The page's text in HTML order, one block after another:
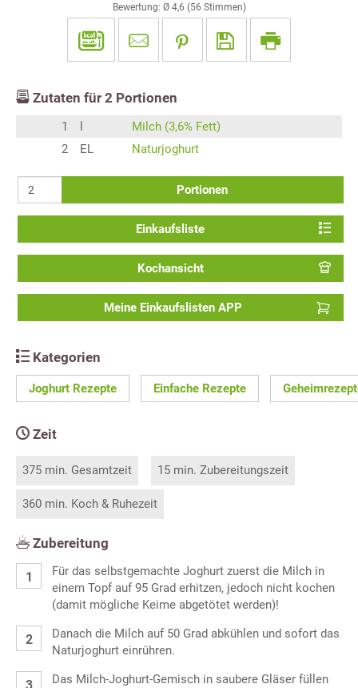
Bewertung: Ø 4,6 (56 Stimmen)
Zutaten für 2 Portionen
1
Milch (3,6% Fett)
2
EL Naturjoghurt
Portionen
Einkaufsliste
Kochansicht
Meine Einkaufslisten APP
Kategorien
Joghurt Rezepte Einfache Rezepte
Zeit
375 min. Gesamtzeit 15 min. Zubereitungszeit
360 min. Koch & Ruhezeit
Zubereitung
Für das selbstgemachte Joghurt zuerst die Milch in
einem Topf auf 95 Grad erhitzen, jedoch nicht kochen
(damit mögliche Keime abgetötet werden)!
Danach die Milch auf 50 Grad abkühlen und sofort das
Naturjoghurt einrühren.
Das Milch-Joghurt-Gemisch in saubere Gläser füllen